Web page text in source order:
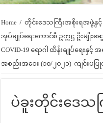
Home / တိုင်းဒေသကြီးအစိုးရအဖွဲ့နှင့်
အုပ်ချုပ်ရေးကောင်စီ ဥက္ကဋ္ဌ ဦးမျို
COVID-19 ရောဂါ ထိန်းချုပ်ရေးနှ
အစည်းအဝေး (၁၀/၂၀၂၁) ကျင်းပပ
ပဲခူးတိုင်းဒေသ